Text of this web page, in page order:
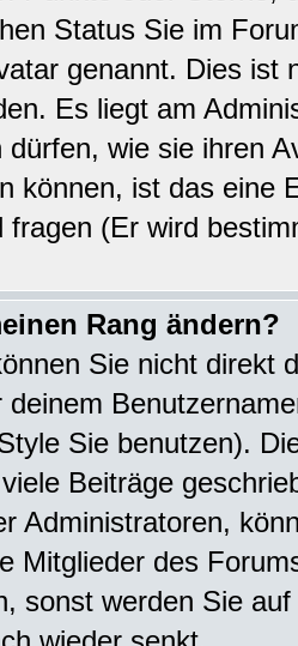
Status Sie im
genannt. Dies ist
Es liegt am
dürfen, wie sie ihren
können, ist das eine
fragen (Er wird
Rang ändern?
Sie nicht direkt
deinem
Sie benutzen).
Beiträge
Administratoren,
Mitglieder des
sonst werden Sie